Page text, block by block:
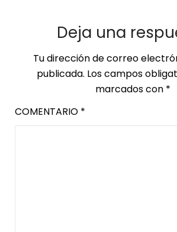
Deja una
Tu dirección de correo
publicada. Los campos
marcados con *
COMENTARIO *